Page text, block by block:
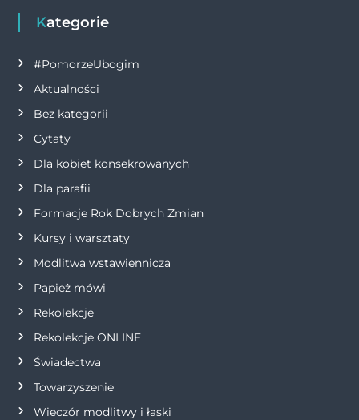
g
c
j
a
w
p
i
s
u
Kategorie
#PomorzeUbogim
Aktualności
Bez kategorii
Cytaty
Dla kobiet konsekrowanych
Dla parafii
Formacje Rok Dobrych Zmian
Kursy i warsztaty
Modlitwa wstawiennicza
Papież mówi
Rekolekcje
Rekolekcje ONLINE
Świadectwa
Towarzyszenie
Wieczór modlitwy i łaski